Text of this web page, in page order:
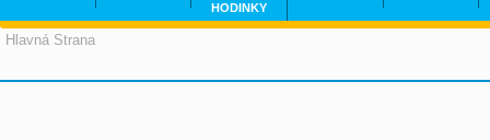
Hlavná Strana
HODINKY